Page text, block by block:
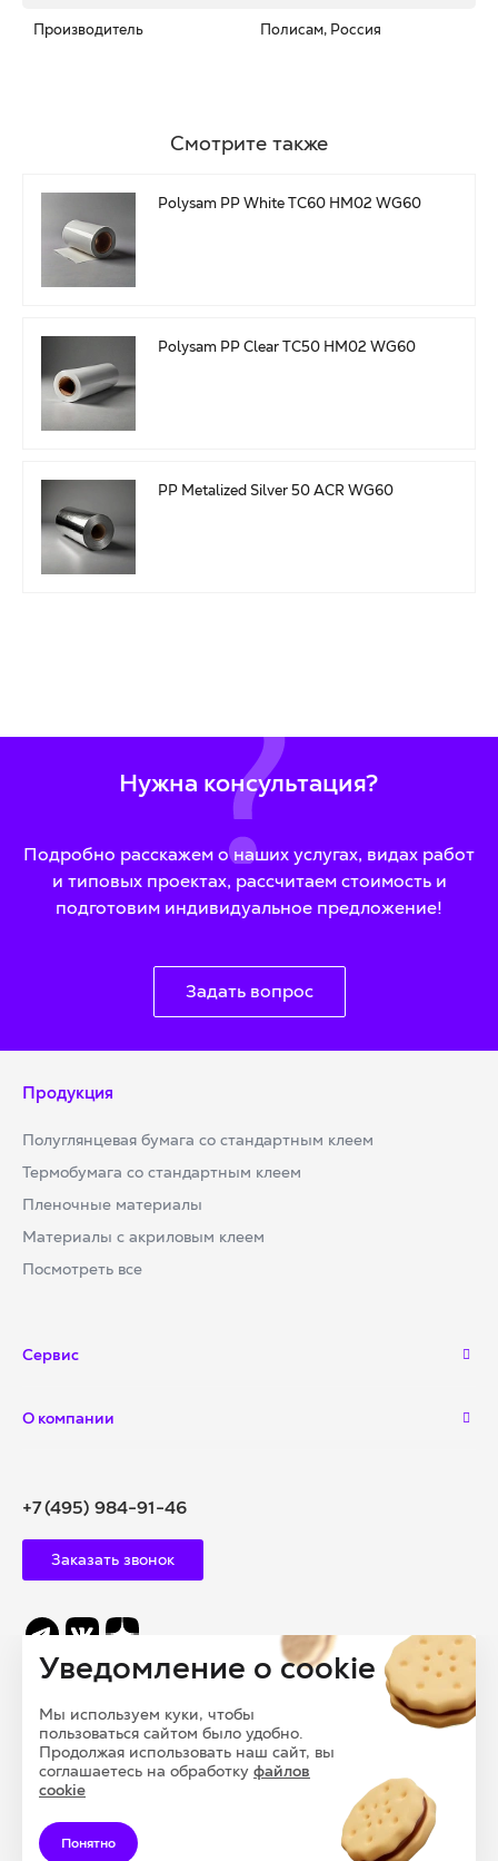
Производитель Полисам, Россия
Смотрите также
Polysam PP White TC60 HM02 WG60
Polysam PP Clear TC50 HM02 WG60
PP Metalized Silver 50 ACR WG60
Нужна консультация?
Подробно расскажем о наших услугах, видах работ
и типовых проектах, рассчитаем стоимость и
подготовим индивидуальное предложение!
Задать вопрос
Продукция
Полуглянцевая бумага со стандартным клеем
Термобумага со стандартным клеем
Пленочные материалы
Материалы с акриловым клеем
Посмотреть все
Сервис
О компании
info@polysam.ru
+7 (495) 984-91-46
109028, Г. МОСКВА, ВНУТРИГОРОДСКАЯ
ТЕРРИТОРИЯ, МУНИЦИПАЛЬНЫЙ ОКРУГ БАСМАННЫЙ,
ПЕРЕУЛОК ПОДКОЛОКОЛЬНЫЙ, ДОМ 13, СТРОЕНИЕ 1
Заказать звонок
Уведомление о cookie
Мы используем куки, чтобы
пользоваться сайтом было удобно.
Продолжая использовать наш сайт, вы
соглашаетесь на обработку файлов
cookie
Понятно